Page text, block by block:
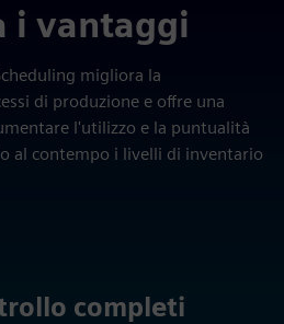
i vantaggi
migliora la
di produzione e offre una
l'utilizzo e la puntualità
al contempo i livelli di inventario
completi